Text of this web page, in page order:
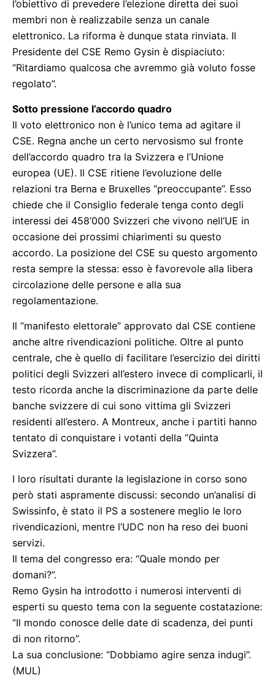
l’obiettivo di prevedere l’elezione diretta dei suoi
membri non è realizzabile senza un canale
elettronico. La riforma è dunque stata rinviata. Il
Presidente del CSE Remo Gysin è dispiaciuto:
“Ritardiamo qualcosa che avremmo già voluto fosse
regolato”.
Sotto pressione l’accordo quadro
Il voto elettronico non è l’unico tema ad agitare il
CSE. Regna anche un certo nervosismo sul fronte
dell’accordo quadro tra la Svizzera e l’Unione
europea (UE). Il CSE ritiene l’evoluzione delle
relazioni tra Berna e Bruxelles “preoccupante”. Esso
chiede che il Consiglio federale tenga conto degli
interessi dei 458‘000 Svizzeri che vivono nell’UE in
occasione dei prossimi chiarimenti su questo
accordo. La posizione del CSE su questo argomento
resta sempre la stessa: esso è favorevole alla libera
circolazione delle persone e alla sua
regolamentazione.
Il “manifesto elettorale” approvato dal CSE contiene
anche altre rivendicazioni politiche. Oltre al punto
centrale, che è quello di facilitare l’esercizio dei diritti
politici degli Svizzeri all’estero invece di complicarli, il
testo ricorda anche la discriminazione da parte delle
banche svizzere di cui sono vittima gli Svizzeri
residenti all’estero. A Montreux, anche i partiti hanno
tentato di conquistare i votanti della “Quinta
Svizzera”.
I loro risultati durante la legislazione in corso sono
però stati aspramente discussi: secondo un’analisi di
Swissinfo, è stato il PS a sostenere meglio le loro
rivendicazioni, mentre l’UDC non ha reso dei buoni
servizi.
Il tema del congresso era: “Quale mondo per
domani?”.
Remo Gysin ha introdotto i numerosi interventi di
esperti su questo tema con la seguente costatazione:
“Il mondo conosce delle date di scadenza, dei punti
di non ritorno”.
La sua conclusione: “Dobbiamo agire senza indugi”.
(MUL)